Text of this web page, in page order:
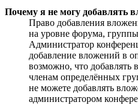
Почему я не могу добавлять
Право добавления
на уровне форума,
Администратор
добавление вложений в
возможно, что добавлять
членам определённых
не можете добавлять
администратором